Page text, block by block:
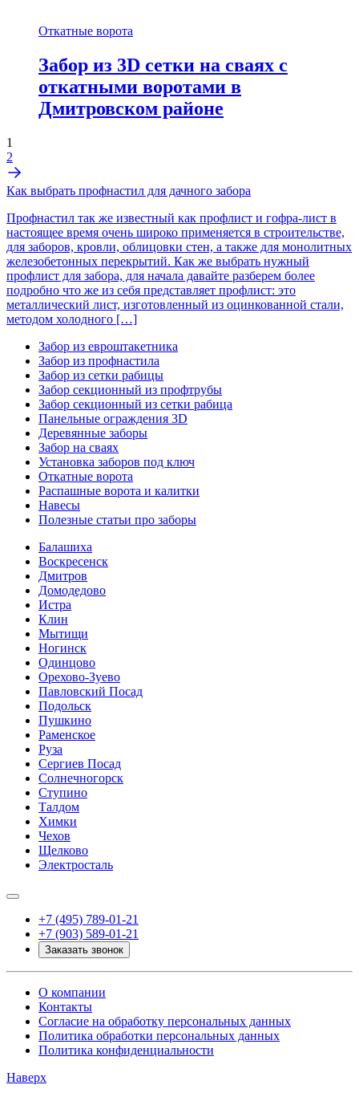
Откатные ворота
Забор из 3D сетки на сваях с
откатными воротами в
Дмитровском районе
1
2
Как выбрать профнастил для дачного забора
Профнастил так же известный как профлист и гофра-лист в
настоящее время очень широко применяется в строительстве,
для заборов, кровли, облицовки стен, а также для монолитных
железобетонных перекрытий. Как же выбрать нужный
профлист для забора, для начала давайте разберем более
подробно что же из себя представляет профлист: это
металлический лист, изготовленный из оцинкованной стали,
методом холодного […]
Забор из евроштакетника
Забор из профнастила
Забор из сетки рабицы
Забор секционный из профтрубы
Забор секционный из сетки рабица
Панельные ограждения 3D
Деревянные заборы
Забор на сваях
Установка заборов под ключ
Откатные ворота
Распашные ворота и калитки
Навесы
Полезные статьи про заборы
Балашиха
Воскресенск
Дмитров
Домодедово
Истра
Клин
Мытищи
Ногинск
Одинцово
Орехово-Зуево
Павловский Посад
Подольск
Пушкино
Раменское
Руза
Сергиев Посад
Солнечногорск
Ступино
Талдом
Химки
Чехов
Щелково
Электросталь
+7 (495) 789-01-21
+7 (903) 589-01-21
Заказать звонок
О компании
Контакты
Согласие на обработку персональных данных
Политика обработки персональных данных
Политика конфиденциальности
Наверх